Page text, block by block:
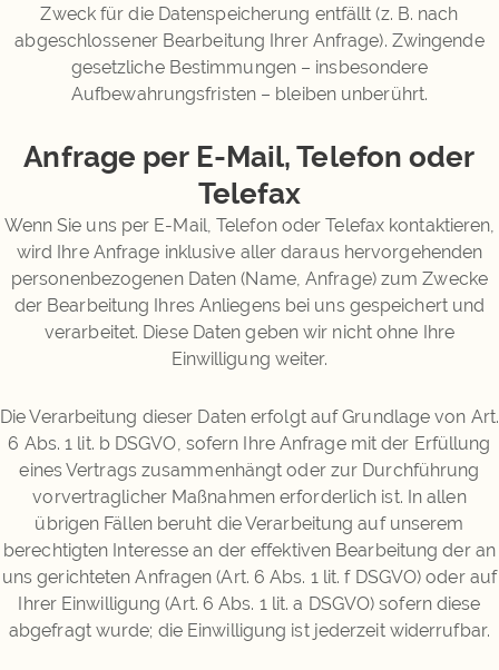
Zweck für die Datenspeicherung entfällt (z. B. nach
abgeschlossener Bearbeitung Ihrer Anfrage). Zwingende
gesetzliche Bestimmungen – insbesondere
Aufbewahrungsfristen – bleiben unberührt.
Anfrage per E-Mail, Telefon oder
Telefax
Wenn Sie uns per E-Mail, Telefon oder Telefax kontaktieren,
wird Ihre Anfrage inklusive aller daraus hervorgehenden
personenbezogenen Daten (Name, Anfrage) zum Zwecke
der Bearbeitung Ihres Anliegens bei uns gespeichert und
verarbeitet. Diese Daten geben wir nicht ohne Ihre
Einwilligung weiter.
Die Verarbeitung dieser Daten erfolgt auf Grundlage von Art.
6 Abs. 1 lit. b DSGVO, sofern Ihre Anfrage mit der Erfüllung
eines Vertrags zusammenhängt oder zur Durchführung
vorvertraglicher Maßnahmen erforderlich ist. In allen
übrigen Fällen beruht die Verarbeitung auf unserem
berechtigten Interesse an der effektiven Bearbeitung der an
uns gerichteten Anfragen (Art. 6 Abs. 1 lit. f DSGVO) oder auf
Ihrer Einwilligung (Art. 6 Abs. 1 lit. a DSGVO) sofern diese
abgefragt wurde; die Einwilligung ist jederzeit widerrufbar.